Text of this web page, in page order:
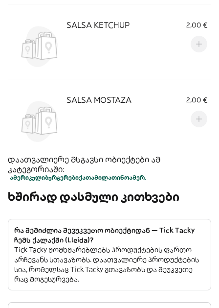
SALSA KETCHUP 2,00 €
SALSA MOSTAZA 2,00 €
დაათვალიერე მსგავსი ობიექტები ამ
კატეგორიაში:
ამერიკულიბურგერებიქათამილათინოამერ.
ხშირად დასმული კითხვები
რა შემიძლია შევუკვეთო ობიექტიდან — Tick Tacky
ჩემს ქალაქში (Lleida)?
Tick Tacky მომხმარებლებს პროდუქტების ფართო
არჩევანს სთავაზობს. დაათვალიერე პროდუქტების
სია, რომელსაც Tick Tacky გთავაზობს და შეუკვეთე
რაც მოგესურვება.